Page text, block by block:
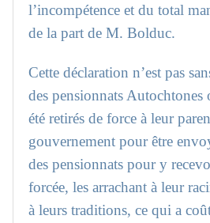
l’incompétence et du total
de la part de M. Bolduc.
Cette déclaration n’est pas
des pensionnats Autochtones
été retirés de force à leur
gouvernement pour être
des pensionnats pour y
forcée, les arrachant à leur
à leurs traditions, ce qui a